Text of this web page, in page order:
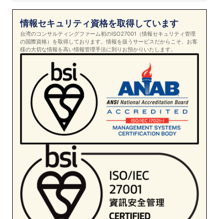
情報セキュリティ資格を取得しています
台湾のコンサルティングファーム初のISO27001（情報セキュリティ管理
の国際資格）を取得しております。情報を扱うサービスだからこそ、お客
様の大切な情報を高い情報管理手法に則りお預かりいたします。